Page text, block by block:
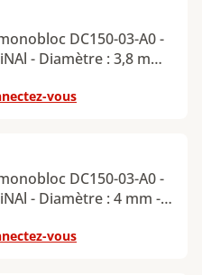
DC150-03-A0 -
- Diamètre : 3,8 mm -
mm - Longueur
cylindrique -
vous
DC150-03-A0 -
- Diamètre : 4 mm -
mm - Longueur
cylindrique -
vous